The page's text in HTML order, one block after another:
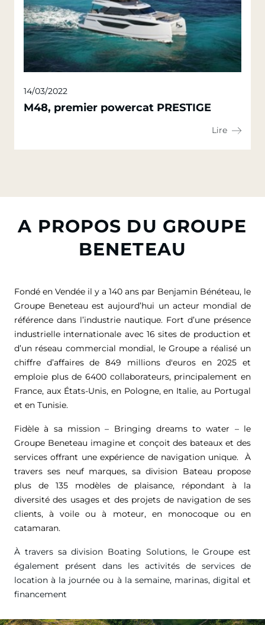
14/03/2022
M48, premier powercat PRESTIGE
Lire
A PROPOS DU GROUPE
BENETEAU
Fondé en Vendée il y a 140 ans par Benjamin Bénéteau, le
Groupe Beneteau est aujourd’hui un acteur mondial de
référence dans l’industrie nautique. Fort d’une présence
industrielle internationale avec 16 sites de production et
d’un réseau commercial mondial, le Groupe a réalisé un
chiffre d’affaires de 849 millions d'euros en 2025 et
emploie plus de 6400 collaborateurs, principalement en
France, aux États-Unis, en Pologne, en Italie, au Portugal
et en Tunisie.
Fidèle à sa mission – Bringing dreams to water – le
Groupe Beneteau imagine et conçoit des bateaux et des
services offrant une expérience de navigation unique. À
travers ses neuf marques, sa division Bateau propose
plus de 135 modèles de plaisance, répondant à la
diversité des usages et des projets de navigation de ses
clients, à voile ou à moteur, en monocoque ou en
catamaran.
À travers sa division Boating Solutions, le Groupe est
également présent dans les activités de services de
location à la journée ou à la semaine, marinas, digital et
financement